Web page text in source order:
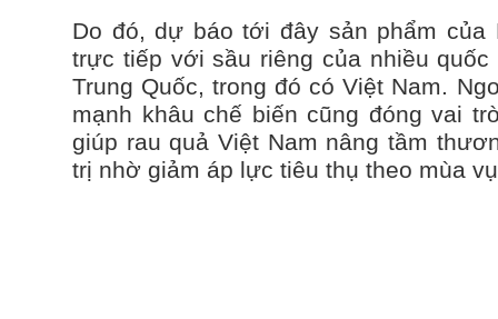
Do đó, dự báo tới đây sản phẩm của
trực tiếp với sầu riêng của nhiều
Trung Quốc, trong đó có Việt Nam.
mạnh khâu chế biến cũng đóng vai
giúp rau quả Việt Nam nâng tầm
trị nhờ giảm áp lực tiêu thụ theo mùa